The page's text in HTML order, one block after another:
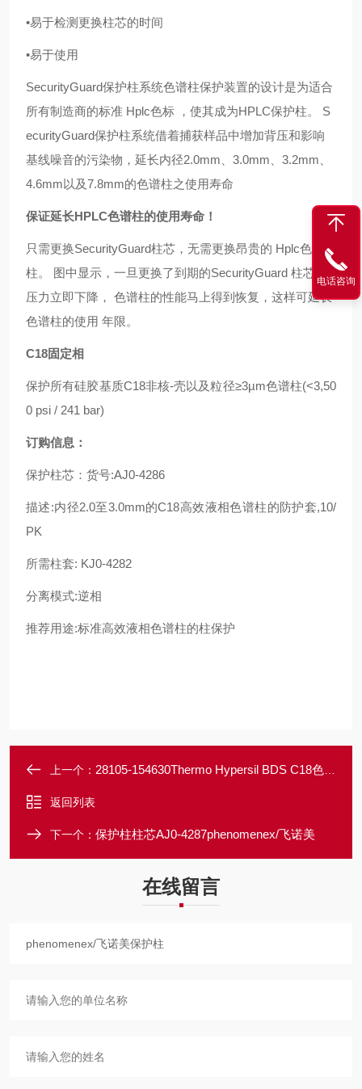
•易于检测更换柱芯的时间
•易于使用
SecurityGuard保护柱系统色谱柱保护装置的设计是为适合
所有制造商的标准 Hplc色标 ，使其成为HPLC保护柱。
S
ecurityGuard保护柱系统借着捕获样品中增加背压和影响
基线噪音的污染物，延长内径2.0mm 3.0mm 3.2mm
4.6mm以及7.8mm的色谱柱之使用寿命
保证延长HPLC色谱柱的使用寿命！
只需更换SecurityGuard柱芯，无需更换昂贵的 Hplc色谱
柱。
图中显示，一旦更换了到期的SecurityGuard 柱芯，
压力立即下降， 色谱柱的性能马上得到恢复，这样可延长
色谱柱的使用 年限。
C18固定相
保护所有硅胶基质C18非核-壳以及粒径≥3µm色谱柱(<3,50
0 psi / 241 bar)
订购信息：
保护柱芯：货号:AJ0-4286
描述:内径2.0至3.0mm的C18高效液相色谱柱的防护套,10/
PK
所需柱套: KJ0-4282
分离模式:逆相
推荐用途:标准高效液相色谱柱的柱保护
上一个： 28105-154630Thermo Hypersil BDS C18色谱柱
返回列表
下一个： 保护柱柱芯AJ0-4287phenomenex/飞诺美
在线留言
电话咨询